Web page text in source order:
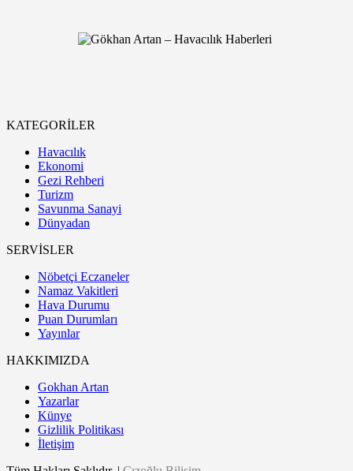
KATEGORİLER
Havacılık
Ekonomi
Gezi Rehberi
Turizm
Savunma Sanayi
Dünyadan
SERVİSLER
Nöbetçi Eczaneler
Namaz Vakitleri
Hava Durumu
Puan Durumları
Yayınlar
HAKKIMIZDA
Gokhan Artan
Yazarlar
Künye
Gizlilik Politikası
İletişim